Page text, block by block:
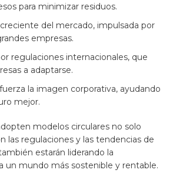
para minimizar residuos.
del mercado, impulsada por
empresas.
regulaciones internacionales, que
a adaptarse.
la imagen corporativa, ayudando
mejor.
modelos circulares no solo
las regulaciones y las tendencias de
estarán liderando la
un mundo más sostenible y rentable.